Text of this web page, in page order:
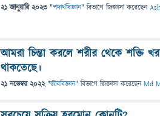
21 জানুয়ারি 2023 "পদার্থবিজ্ঞান" বিভাগে জিজ্ঞাসাকরেছেন
আমরা চিন্তা করলে শরীর থেকে শক্তি
থাকতেছে।
21 নভেম্বর 2022 "জীববিজ্ঞান" বিভাগে জিজ্ঞাসাকরেছেনMd